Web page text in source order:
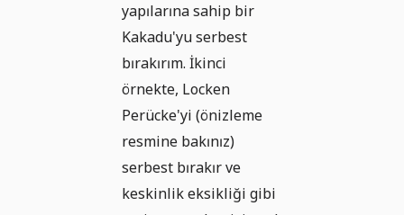
yapılarına sahip bir
Kakadu'yu serbest
bırakırım. İkinci
örnekte, Locken
Perücke'yi (önizleme
resmine bakınız)
serbest bırakır ve
keskinlik eksikliği gibi